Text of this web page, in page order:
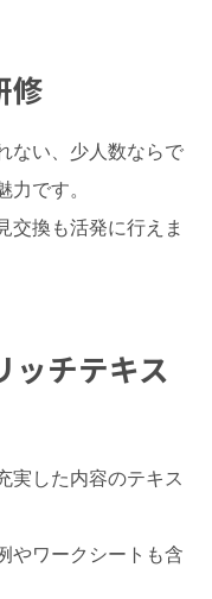
修
ない、少人数ならで
です。
交換も活発に行えま
ッチテキス
実した内容のテキス
やワークシートも含